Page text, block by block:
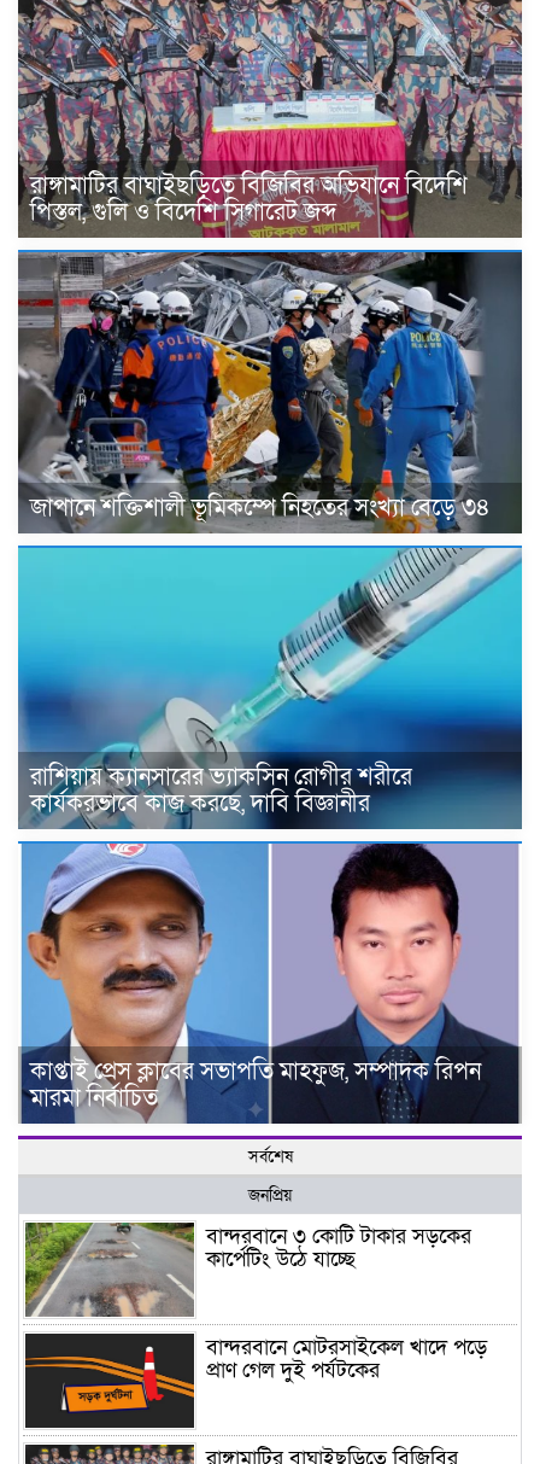
রাঙ্গামাটির বাঘাইছড়িতে বিজিবির অভিযানে বিদেশি
পিস্তল, গুলি ও বিদেশি সিগারেট জব্দ
জাপানে শক্তিশালী ভূমিকম্পে নিহতের সংখ্যা বেড়ে ৩৪
রাশিয়ায় ক্যানসারের ভ্যাকসিন রোগীর শরীরে
কার্যকরভাবে কাজ করছে, দাবি বিজ্ঞানীর
কাপ্তাই প্রেস ক্লাবের সভাপতি মাহফুজ, সম্পাদক রিপন
মারমা নির্বাচিত
সর্বশেষ
জনপ্রিয়
বান্দরবানে ৩ কোটি টাকার সড়কের
কার্পেটিং উঠে যাচ্ছে
বান্দরবানে মোটরসাইকেল খাদে পড়ে
প্রাণ গেল দুই পর্যটকের
রাঙ্গামাটির বাঘাইছড়িতে বিজিবির